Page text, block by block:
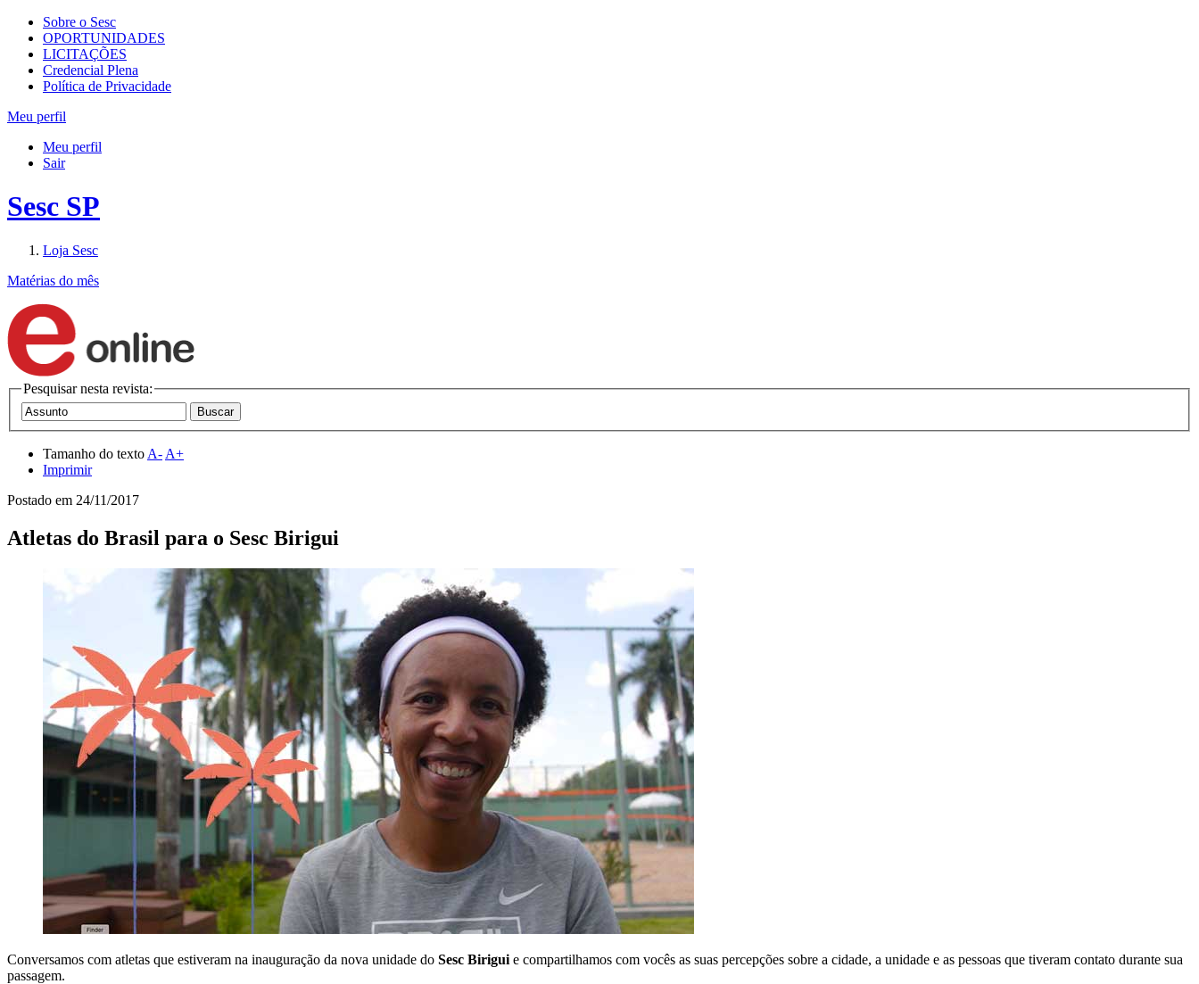
Sobre o Sesc
OPORTUNIDADES
LICITAÇÕES
Credencial Plena
Política de Privacidade
Meu perfil
Meu perfil
Sair
Sesc SP
Loja Sesc
Matérias do mês
Pesquisar nesta revista:
Tamanho do texto A- A+
Imprimir
Postado em 24/11/2017
Atletas do Brasil para o Sesc Birigui
Conversamos com atletas que estiveram na inauguração da nova unidade do Sesc Birigui e compartilhamos com vocês as suas percepções sobre a cidade, a unidade e as pessoas que tiveram contato durante sua
passagem.